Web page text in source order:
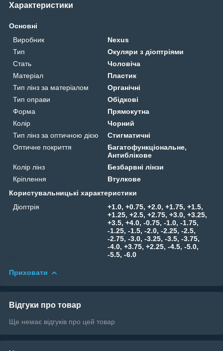
Характеристики
Основні
Виробник
Nexus
Тип
Окуляри з діоптріями
Стать
Чоловіча
Матеріал
Пластик
Тип лінз за матеріалом
Органічні
Тип оправи
Обідкові
Форма
Прямокутна
Колір
Чорний
Тип лінз за оптичною дією
Стигматичні
Оптичне покриття
Багатофункціональне,
Антиблікове
Колір лінз
Безбарвні лінзи
Кріплення
Втулкове
Користувальницькі характеристики
Діоптрія
+1.0, +0.75, +2.0, +1.75, +1.5,
+1.25, +2.5, +2.75, +3.0, +3.25,
+3.5, +4.0, -0.75, -1.0, -1.75,
-1.25, -1.5, -2.0, -2.25, -2.5,
-2.75, -3.0, -3.25, -3.5, -3.75,
-4.0, +3.75, +2.25, -4.5, -5.0,
-5.5, -6.0
Приховати
Відгуки про товар
Ще немає відгуків про цей товар